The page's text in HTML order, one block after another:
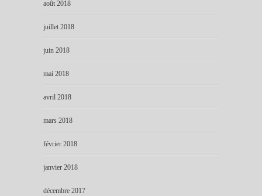
août 2018
juillet 2018
juin 2018
mai 2018
avril 2018
mars 2018
février 2018
janvier 2018
décembre 2017